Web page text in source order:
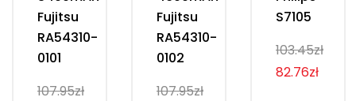
Fujitsu
RA54310-
0101
107.95zł
Fujitsu
RA54310-
0102
107.95zł
S7105
103.45zł
82.76zł